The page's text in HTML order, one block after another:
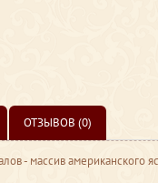
ОТЗЫВОВ (0)
- массив американского